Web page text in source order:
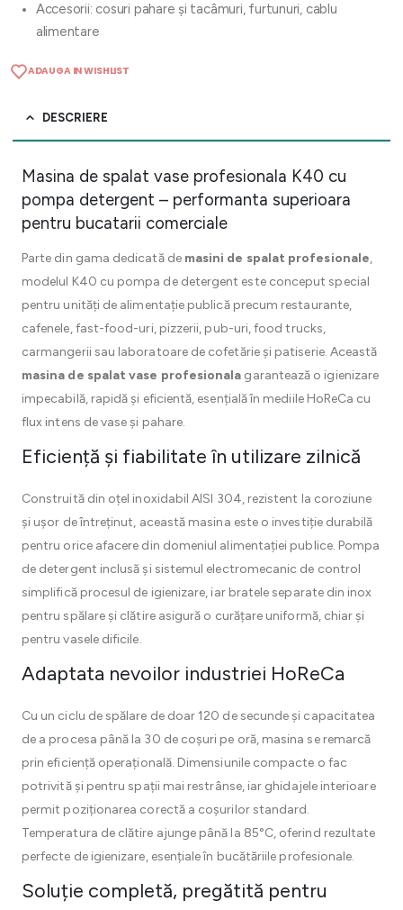
Accesorii: cosuri pahare și tacâmuri, furtunuri, cablu
alimentare
ADAUGA IN WISHLIST
DESCRIERE
Masina de spalat vase profesionala K40 cu
pompa detergent – performanta superioara
pentru bucatarii comerciale
Parte din gama dedicată de masini de spalat profesionale,
modelul K40 cu pompa de detergent este conceput special
pentru unități de alimentație publică precum restaurante,
cafenele, fast-food-uri, pizzerii, pub-uri, food trucks,
carmangerii sau laboratoare de cofetărie și patiserie. Această
masina de spalat vase profesionala garantează o igienizare
impecabilă, rapidă și eficientă, esențială în mediile HoReCa cu
flux intens de vase și pahare.
Eficiență și fiabilitate în utilizare zilnică
Construită din oțel inoxidabil AISI 304, rezistent la coroziune
și ușor de întreținut, această masina este o investiție durabilă
pentru orice afacere din domeniul alimentației publice. Pompa
de detergent inclusă și sistemul electromecanic de control
simplifică procesul de igienizare, iar bratele separate din inox
pentru spălare și clătire asigură o curățare uniformă, chiar și
pentru vasele dificile.
Adaptata nevoilor industriei HoReCa
Cu un ciclu de spălare de doar 120 de secunde și capacitatea
de a procesa până la 30 de coșuri pe oră, masina se remarcă
prin eficiență operațională. Dimensiunile compacte o fac
potrivită și pentru spații mai restrânse, iar ghidajele interioare
permit poziționarea corectă a coșurilor standard.
Temperatura de clătire ajunge până la 85°C, oferind rezultate
perfecte de igienizare, esențiale în bucătăriile profesionale.
Soluție completă, pregătită pentru